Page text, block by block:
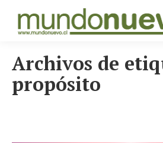
Archivos de
propósito